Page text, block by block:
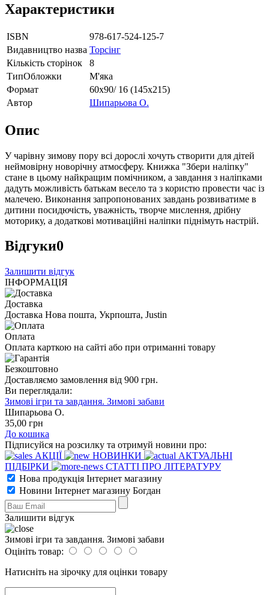
Характеристики
ISBN
978-617-524-125-7
Видавництво назва Торсінг
Кількість сторінок
8
ТипОбложки
М'яка
Формат
60х90/ 16 (145х215)
Автор
Шипарьова О.
Опис
У чарівну зимову пору всі дорослі хочуть створити для дітей
неймовірну новорічну атмосферу. Книжка "Збери наліпку"
стане в цьому найкращим помічником, а завдання з наліпками
дадуть можливість батькам весело та з користю провести час із
малечею. Виконання запропонованих завдань розвиватиме в
дитини посидючість, уважність, творче мислення, дрібну
моторику, а додаткові мотиваційні наліпки піднімуть настрій.
Відгуки0
Залишити відгук
ІНФОРМАЦІЯ
Доставка
Доставка Нова пошта, Укрпошта, Justin
Оплата
Оплата карткою на сайті або при отриманні товару
Безкоштовно
Доставляємо замовлення від 900 грн.
Ви переглядали:
Зимові ігри та завдання. Зимові забави
Шипарьова О.
35,00 грн
До кошика
Підписуйся на розсилку та отримуй новини про:
АКЦІЇ
НОВИНКИ
АКТУАЛЬНІ
ПІДБІРКИ
СТАТТІ ПРО ЛІТЕРАТУРУ
Нова продукція Інтернет магазину
Новини Інтернет магазину Богдан
Залишити відгук
Зимові ігри та завдання. Зимові забави
Оцініть товар:
Натисніть на зірочку для оцінки товару